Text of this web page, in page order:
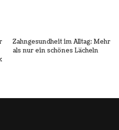
Zahngesundheit im Alltag: Mehr
als nur ein schönes Lächeln